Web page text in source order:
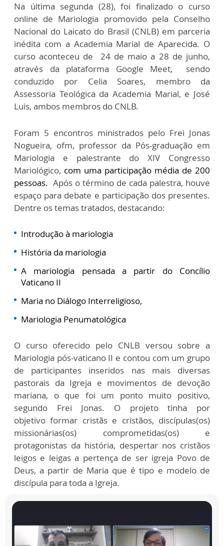
Na última segunda (28), foi finalizado o curso
online de Mariologia promovido pela Conselho
Nacional do Laicato do Brasil (CNLB) em parceria
inédita com a Academia Marial de Aparecida. O
curso aconteceu de 24 de maio a 28 de junho,
através da plataforma Google Meet, sendo
conduzido por Celia Soares, membro da
Assessoria Teológica da Academia Marial, e José
Luis, ambos membros do CNLB.
Foram 5 encontros ministrados pelo Frei Jonas
Nogueira, ofm, professor da Pós-graduação em
Mariologia e palestrante do XIV Congresso
Mariológico, com uma participação média de 200
pessoas. Após o término de cada palestra, houve
espaço para debate e participação dos presentes.
Dentre os temas tratados, destacando:
Introdução à mariologia
História da mariologia
A mariologia pensada a partir do Concílio
Vaticano II
Maria no Diálogo Interreligioso,
Mariologia Penumatológica
O curso oferecido pelo CNLB versou sobre a
Mariologia pós-vaticano II e contou com um grupo
de participantes inseridos nas mais diversas
pastorais da Igreja e movimentos de devoção
mariana, o que foi um ponto muito positivo,
segundo Frei Jonas. O projeto tinha por
objetivo formar cristãs e cristãos, discípulas(os)
missionárias(os) comprometidas(os) e
protagonistas da história, despertar nos cristãos
leigos e leigas a pertença de ser igreja Povo de
Deus, a partir de Maria que é tipo e modelo de
discípula para toda a Igreja.